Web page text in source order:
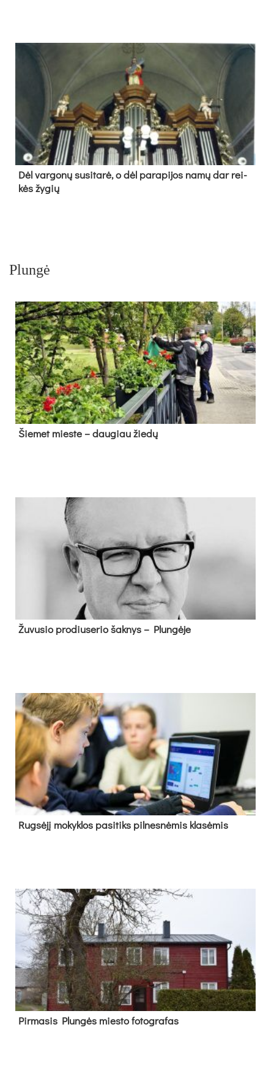
Dėl var­go­nų su­si­ta­rė, o dėl pa­ra­pi­jos na­mų dar rei­
kės žy­gių
Plungė
Šie­met mies­te – dau­giau žie­dų
Žu­vu­sio pro­diu­se­rio šak­nys – Plun­gė­je
Rug­sė­jį mo­kyk­los pa­si­tiks pil­nes­nė­mis kla­sė­mis
Pir­ma­sis Plun­gės mies­to fo­tog­ra­fas